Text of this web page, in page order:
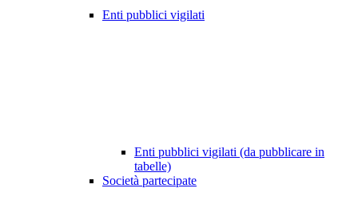
Enti pubblici vigilati
Enti pubblici vigilati (da pubblicare in
tabelle)
Società partecipate